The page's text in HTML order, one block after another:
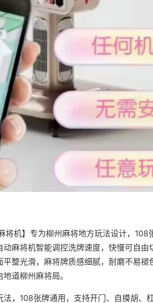
将机】专为柳州麻将地方玩法设计，
麻将机智能调控洗牌速度，快慢可自由
整光滑，麻将牌质感细腻，耐磨不易褪
道柳州麻将局。
，108张牌通用，支持开门、自摸胡、